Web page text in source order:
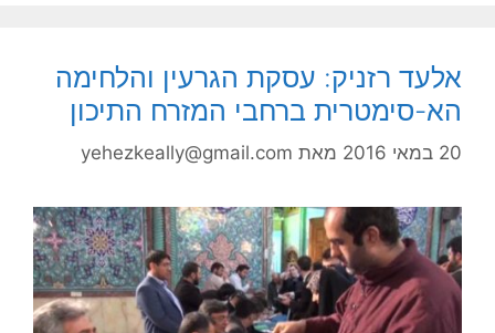
אלעד רזניק: עסקת הגרעין והלחימה
הא-סימטרית ברחבי המזרח התיכון
20 במאי 2016 מאת yehezkeally@gmail.com